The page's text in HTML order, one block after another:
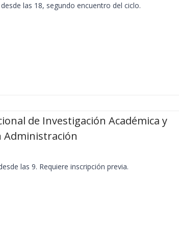
las 18, segundo encuentro del ciclo.
de Investigación Académica y
Administración
las 9. Requiere inscripción previa.